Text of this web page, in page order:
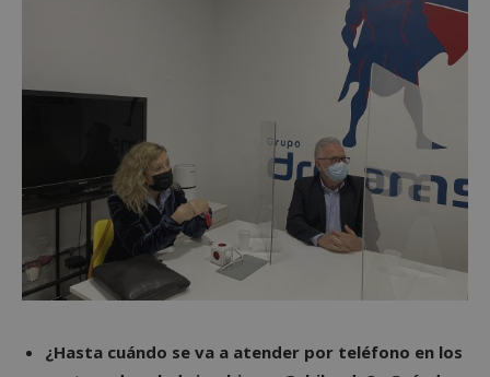
¿Hasta cuándo se va a atender por teléfono en los